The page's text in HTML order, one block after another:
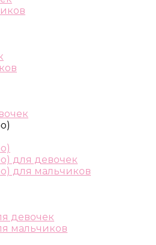
для девочек
для мальчиков
девочек
мальчиков